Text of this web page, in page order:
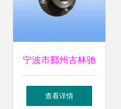
宁波市鄞州古林驰
诚达五金厂服装加
查看详情